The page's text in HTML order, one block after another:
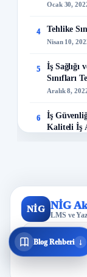
Blog Rehberi ↓
Ocak 30,
4 Tehlike
Nisan 10,
5
İş Sağlığı
Sınıfları
Aralık 8,
6
İş
Kaliteli İş
Ocak 2, 2019
Kuru
Kasım 21,
Elle Yük
NİG NİG
LMS ve
KVKK Aydınlatma